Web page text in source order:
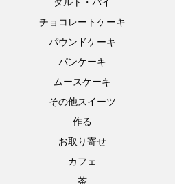
チョコレートケーキ
パウンドケーキ
パンケーキ
ムースケーキ
その他スイーツ
作る
お取り寄せ
カフェ
茶